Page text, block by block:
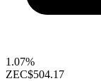
1.07%
ZEC$504.17